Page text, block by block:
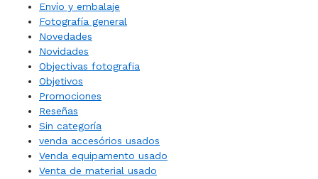
Envío y embalaje
Fotografía general
Novedades
Novidades
Objectivas fotografia
Objetivos
Promociones
Reseñas
Sin categoría
venda accesórios usados
Venda equipamento usado
Venta de material usado